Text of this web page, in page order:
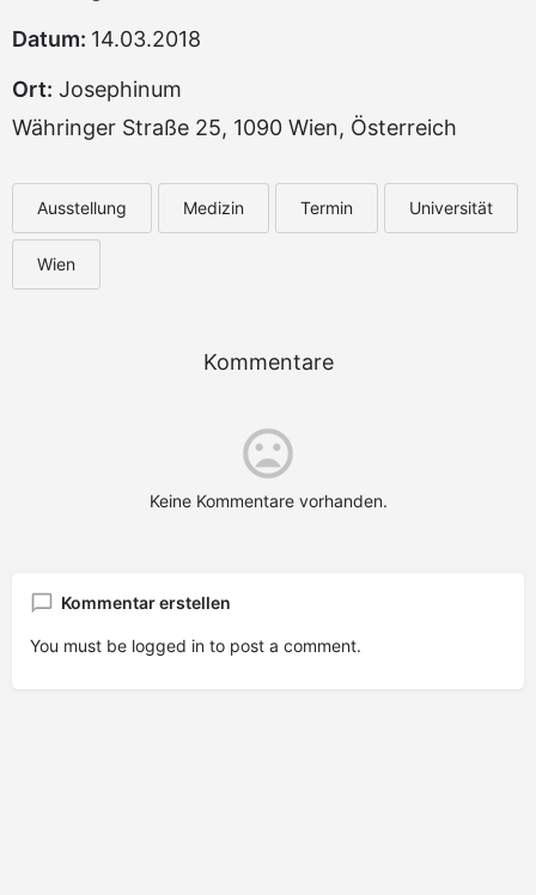
Datum: 14.03.2018
Ort: Josephinum
Währinger Straße 25, 1090 Wien, Österreich
Ausstellung Medizin Termin Universität
Wien
Kommentare
Keine Kommentare vorhanden.
Kommentar erstellen
You must be logged in to post a comment.